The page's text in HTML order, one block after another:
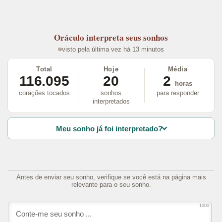
Oráculo interpreta seus sonhos
visto pela última vez há 13 minutos
Total
116.095
corações tocados
Hoje
20
sonhos
interpretados
Média
2
horas
para responder
Meu sonho já foi interpretado?
Antes de enviar seu sonho, verifique se você está na página mais
relevante para o seu sonho.
1000